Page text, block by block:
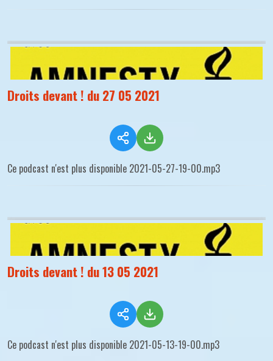
Droits devant ! du 27 05 2021
Ce podcast n'est plus disponible 2021-05-27-19-00.mp3
Droits devant ! du 13 05 2021
Ce podcast n'est plus disponible 2021-05-13-19-00.mp3